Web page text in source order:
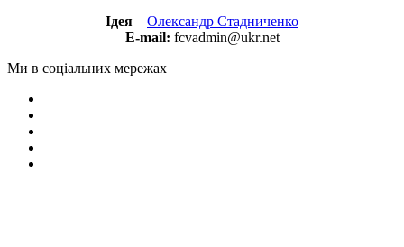
Ідея – Олександр Стадниченко
E-mail: fcvadmin@ukr.net
Ми в соціальних мережах